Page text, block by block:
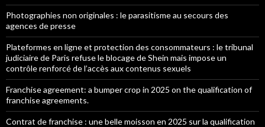
Photographies non originales : le parasitisme au secours des
agences de presse
Plateformes en ligne et protection des consommateurs : le tribunal
judiciaire de Paris refuse le blocage de Shein mais impose un
contrôle renforcé de l’accès aux contenus sexuels
Franchise agreement: a bumper crop in 2025 on the qualification of
franchise agreements.
Contrat de franchise : une belle moisson en 2025 sur la qualification